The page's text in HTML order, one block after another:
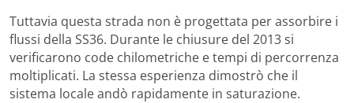
Tuttavia questa strada non è progettata per assorbire i
flussi della SS36. Durante le chiusure del 2013 si
verificarono code chilometriche e tempi di percorrenza
moltiplicati. La stessa esperienza dimostrò che il
sistema locale andò rapidamente in saturazione.